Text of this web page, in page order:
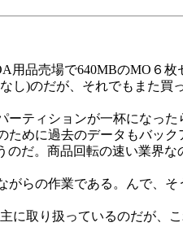
用品売場で640MBのMO６枚
し)のだが、それでもまた買
ティションが一杯になった
めに過去のデータもバック
のだ。商品回転の速い業界な
らの作業である。んで、そ
取り扱っているのだが、こ